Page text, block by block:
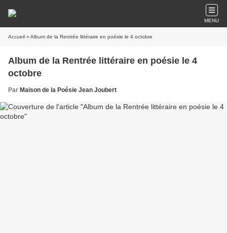
MENU
Accueil » Album de la Rentrée littéraire en poésie le 4 octobre
Album de la Rentrée littéraire en poésie le 4
octobre
Par Maison de la Poésie Jean Joubert